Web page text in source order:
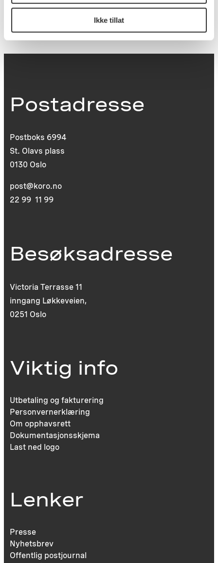
Ikke tillat
Postadresse
Postboks 6994
St. Olavs plass
0130 Oslo
post@koro.no
22 99 11 99
Besøksadresse
Victoria Terrasse 11
inngang Løkkeveien,
0251 Oslo
Viktig info
Utbetaling og fakturering
Personvernerklæring
Om opphavsrett
Dokumentasjonsskjema
Last ned logo
Lenker
Presse
Nyhetsbrev
Offentlig postjournal